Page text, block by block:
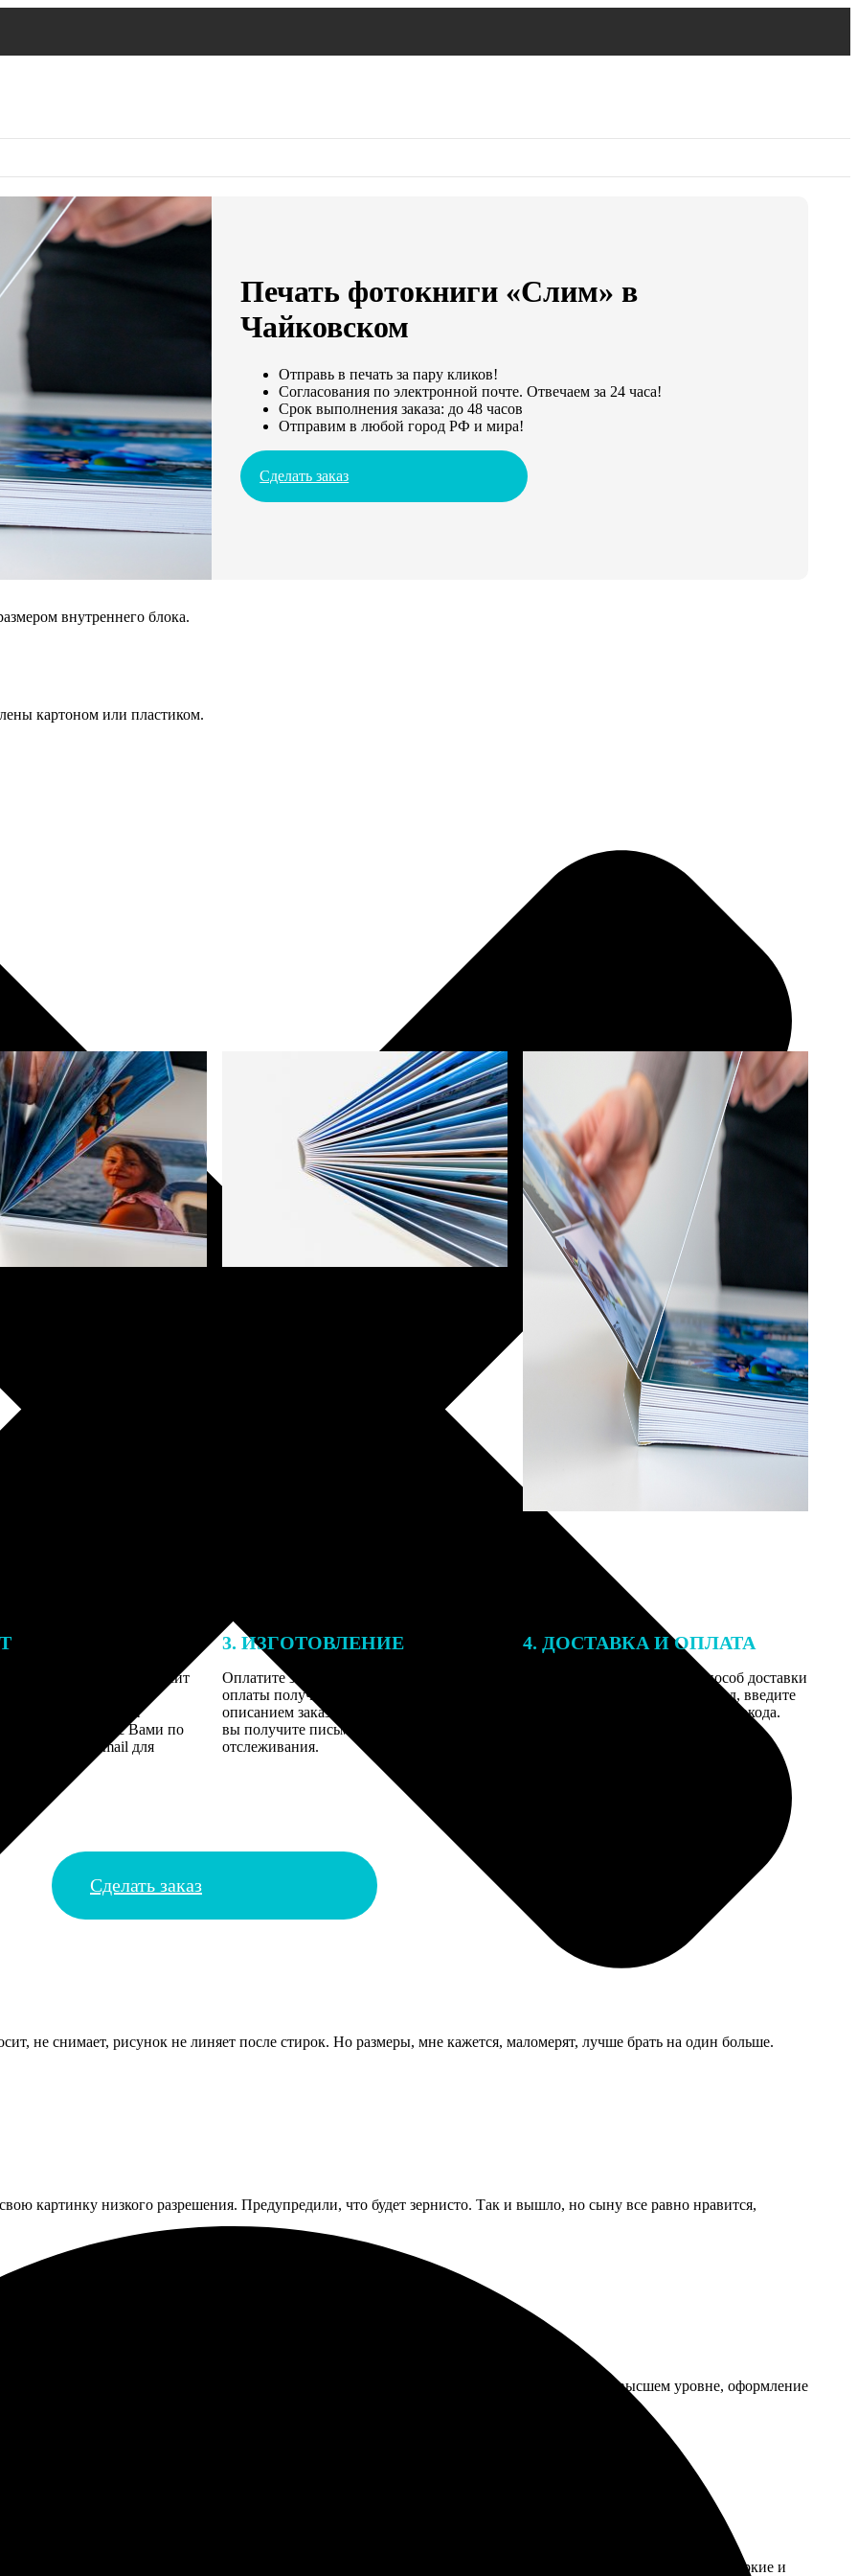
Печать фотокниги «Слим» в
Чайковском
Отправь в печать за пару кликов!
Согласования по электронной почте. Отвечаем за 24 часа!
Срок выполнения заказа: до 48 часов
Отправим в любой город РФ и мира!
Сделать заказ
внутреннего блока.
картоном или пластиком.
ФотоКниги зависит
заказа к печати наши
могут связаться с Вами по
телефону или email для
3. ИЗГОТОВЛЕНИЕ
Оплатите заказ банковской картой. После
оплаты получите подтверждение на email с
описанием заказа. Когда отправим заказ
вы получите письмо с трек-номером для
отслеживания.
4. ДОСТАВКА И ОПЛАТА
Введите адрес и выберите способ доставки
заказа. Если у вас есть промокод, введите
его в специальное поле для промокода.
Сделать заказ
не снимает, рисунок не линяет после стирок. Но размеры, мне кажется, маломерят, лучше брать на один больше.
картинку низкого разрешения. Предупредили, что будет зернисто. Так и вышло, но сыну все равно нравится,
фото, выбрал формат и оплатил. Получил книгу быстро, как и обещали. Качество на высшем уровне, оформление
Рекомендую друзьям.
восторге. Весь процесс от выбора шаблона до получения был простым. Качество печати на высоте, страницы яркие и